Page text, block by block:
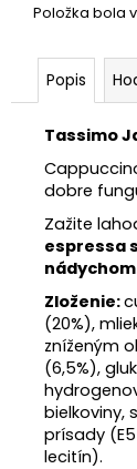
Položka bola
Popis
Tassimo
dobre
Zažite
espressa
Zloženie:
(20%),
zníženým
(6,5%),
bielkoviny,
prísady
lecitín).